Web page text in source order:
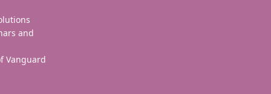
and
Vanguard